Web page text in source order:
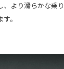
、より滑らかな乗
。